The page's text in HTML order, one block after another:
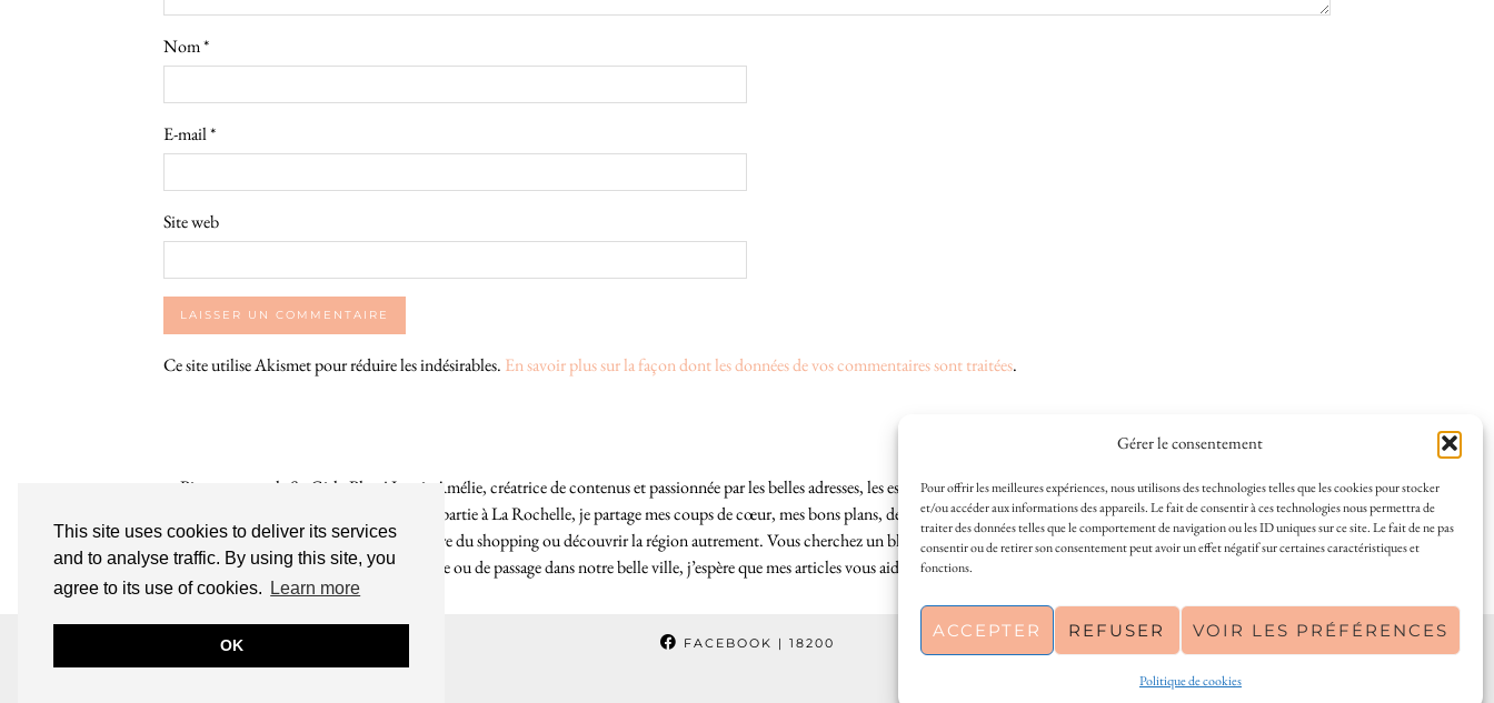
This site uses cookies to deliver its services
and to analyse traffic. By using this site, you
agree to its use of cookies.
Learn more
OK
Gérer le consentement
Pour offrir les meilleures expériences, nous utilisons des technologies telles que les cookies pour stocker
et/ou accéder aux informations des appareils. Le fait de consentir à ces technologies nous permettra de
traiter des données telles que le comportement de navigation ou les ID uniques sur ce site. Le fait de ne pas
consentir ou de retirer son consentement peut avoir un effet négatif sur certaines caractéristiques et
fonctions.
ACCEPTER REFUSER VOIR LES PRÉFÉRENCES
Politique de cookies
Nom*
E-mail*
Site web
Ce site utilise Akismet pour réduire les indésirables. En savoir plus sur la façon dont les données de vos commentaires sont traitées.
Bienvenue sur le So Girly Blog ! Je suis Amélie, créatrice de contenus et passionnée par les belles adresses, les escapades locales et la vie à La Rochelle, où je vis depuis plusieurs
années. À travers ce blog dédié en grande partie à La Rochelle, je partage mes coups de cœur, mes bons plans, des idées de sorties en solo ou à plusieurs, et mes meilleures adresses
rochelaises pour bruncher, se balader, faire du shopping ou découvrir la région autrement. Vous cherchez un blog lifestyle à La Rochelle, tenu par une locale ? Vous êtes au bon
endroit. Que vous soyez Rochelais·e ou de passage dans notre belle ville, j’espère que mes articles vous aideront à profiter de La Rochelle comme un·e vrai·e initié·e. !
FACEBOOK | 18200